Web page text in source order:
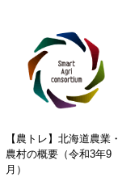
【農トレ】北海道農業・
農村の概要（令和3年9
月）